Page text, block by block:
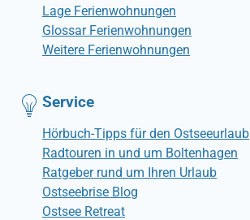
Lage Ferienwohnungen
Glossar Ferienwohnungen
Weitere Ferienwohnungen
Service
Hörbuch-Tipps für den Ostseeurlaub
Radtouren in und um Boltenhagen
Ratgeber rund um Ihren Urlaub
Ostseebrise Blog
Ostsee Retreat